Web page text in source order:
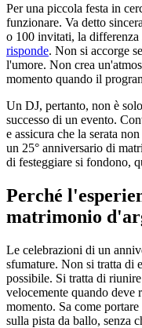
Per una piccola festa in
funzionare. Va detto
o 100 invitati, la differenza
risponde. Non si accorge
l'umore. Non crea
momento quando il
Un DJ, pertanto, non è
successo di un evento.
e assicura che la serata
un 25° anniversario di
di festeggiare si fondono,
Perché
matrimonio
Le celebrazioni di un
sfumature. Non si tratta di
possibile. Si tratta di
velocemente quando deve
momento. Sa come
sulla pista da ballo, senza